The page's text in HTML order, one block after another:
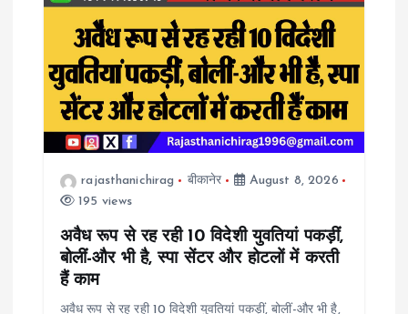
g
t
rajasthanichirag बीकानेर
August 8, 2026
195 views
अवैध रूप से रह रही 10 विदेशी युवतियां पकड़ीं,
बोलीं-और भी है, स्पा सेंटर और होटलों में करती
हैं काम
अवैध रूप से रह रही 10 विदेशी युवतियां पकड़ीं, बोलीं-और भी है,